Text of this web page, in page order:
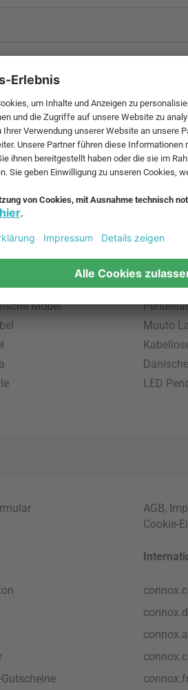
und zzgl.
Möbel
Beliebte
Muuto
LED
AGB,
Cookie-